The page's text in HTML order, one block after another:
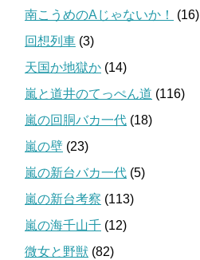
南こうめのAじゃないか！
(16)
回想列車 (3)
天国か地獄か (14)
嵐と道井のてっぺん道 (116)
嵐の回胴バカ一代 (18)
嵐の壁 (23)
嵐の新台バカ一代 (5)
嵐の新台考察 (113)
嵐の海千山千 (12)
微女と野獣 (82)